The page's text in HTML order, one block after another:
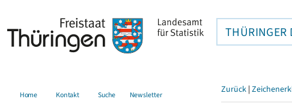
THÜRINGER
Home Kontakt Suche Newsletter Zurück |